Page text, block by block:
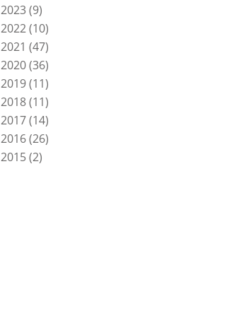
2023(9)
2022(10)
2021 (47)
2020(36)
2019(11)
2018(11)
2017(14)
2016(26)
2015(2)